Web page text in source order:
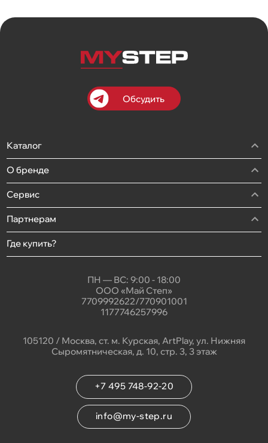
Обсудить
Каталог
О бренде
Сервис
Партнерам
Где купить?
ПН — ВС: 9:00 - 18:00
ООО «Май Степ»
7709992622/770901001
1177746257996
105120 / Москва, ст. м. Курская, ArtPlay, ул. Нижняя
Сыромятническая, д. 10, стр. 3, 3 этаж
+7 495 748-92-20
info@my-step.ru